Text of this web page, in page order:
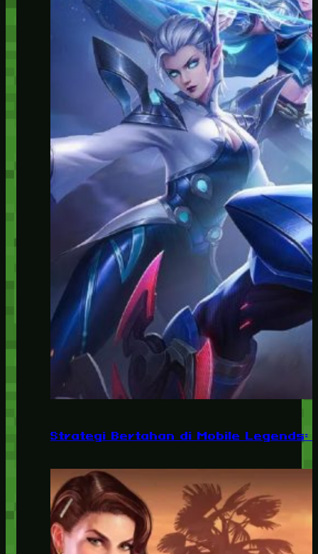
Strategi Bertahan di Mobile Legends: